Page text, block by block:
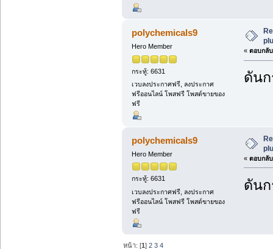
polychemicals9
Hero Member
กระทู้: 6631
เวบลงประกาศฟรี, ลงประกาศ
ฟรีออนไลน์ โพสฟรี โพสต์ขายของ
ฟรี
« ตอบกลั
ดัน
polychemicals9
Hero Member
กระทู้: 6631
เวบลงประกาศฟรี, ลงประกาศ
ฟรีออนไลน์ โพสฟรี โพสต์ขายของ
ฟรี
« ตอบกลั
ดัน
หน้า: [1]2 3 4